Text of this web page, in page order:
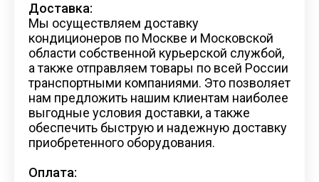
Доставка:
Мы осуществляем доставку
кондиционеров по Москве и Московской
области собственной курьерской службой,
а также отправляем товары по всей России
транспортными компаниями. Это позволяет
нам предложить нашим клиентам наиболее
выгодные условия доставки, а также
обеспечить быструю и надежную доставку
приобретенного оборудования.
Оплата: